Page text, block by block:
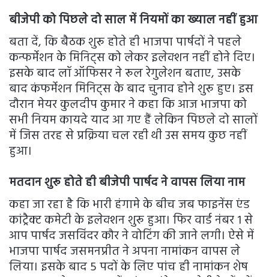
बीजेपी को पिछले दो साल में नियमों का ख्याल नहीं हुआ
बता दें, कि बैठक शुरू होते ही भाजपा पार्षदों ने पहले
कन्फर्मेशन के मिनिट्स को लेकर इलेक्शन नहीं होने दिए।
इसके बाद लॉ ऑफिसर ने रूल रेगुलेशन बताए, उसके
बाद कंफर्मेशन मिनिट्स के बाद चुनाव होने शुरू हुए। इस
दौरान मेयर कुलदीप कुमार ने कहा कि आज भाजपा को
सभी नियम कायदे याद आ गए हैं लेकिन पिछले दो सालों
में जिस तरह से प्रक्रिया चल रही थी उस समय कुछ नहीं
हुआ।
मतदान शुरू होते ही बीजेपी पार्षद ने वापस लिया नाम
कहा जा रहा है कि भारी हंगामे के बीच जब फाइनेंस एंड
कांट्रैक्ट कमेटी के इलेक्शन शुरू हुआ। फिर वार्ड नंबर 1 से
आप पार्षद जसविंदर कौर ने वोटिंग की जाने लगी। ऐसे में
भाजपा पार्षद जसमनप्रीत ने अपना नामांकन वापस ले
लिया। इसके बाद 5 पदों के लिए पांच ही नामांकन शेष